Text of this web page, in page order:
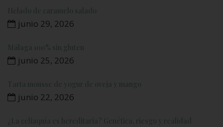
Helado de caramelo salado
junio 29, 2026
Málaga 100% sin gluten
junio 25, 2026
Tarta mousse de yogur de oveja y mango
junio 22, 2026
¿La celiaquía es hereditaria? Genética, riesgo y realidad